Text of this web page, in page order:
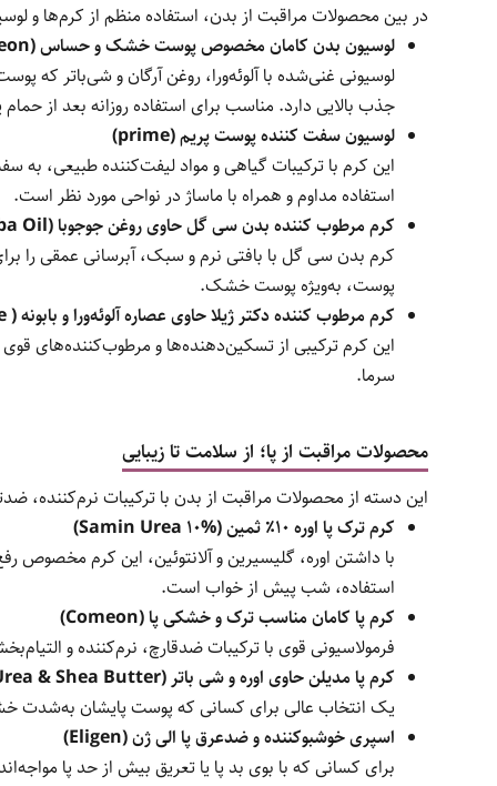
در بین محصولات مراقبت از بدن، استفاده منظم از کرم‌ها و
لوسیون بدن کامان مخصوص پوست خشک و حساس (Comeon)
لوسیونی غنی‌شده با آلوئه‌ورا، روغن آرگان و شی‌باتر
جذب بالایی دارد. مناسب برای استفاده روزانه بعد از
لوسیون سفت کننده پوست پریم (prime)
این کرم با ترکیبات گیاهی و مواد لیفت‌کننده
استفاده مداوم و همراه با ماساژ در نواحی مورد نظر است.
کرم مرطوب کننده بدن سی گل حاوی روغن جوجوبا (Seagull with Jojoba Oil)
کرم بدن سی گل با بافتی نرم و سبک، آبرسانی عمقی را
پوست، به‌ویژه پوست خشک.
کرم مرطوب کننده دکتر ژیلا حاوی عصاره آلوئه‌ورا و بابونه ( Jila with Aloe Vera & Chamomile)
این کرم ترکیبی از تسکین‌دهنده‌ها و
سرما.
محصولات مراقبت از پا؛ از سلامت تا زیبایی
این دسته از محصولات مراقبت از بدن با ترکیبات نرم‌کننده،
کرم ترک پا اوره ۱۰٪ ثمین (Samin Urea 10%)
با داشتن اوره، گلیسیرین و آلانتوئین، این کرم
استفاده، شب پیش از خواب است.
کرم پا کامان مناسب ترک و خشکی پا (Comeon)
فرمولاسیونی قوی با ترکیبات ضدقارچ، نرم‌کننده و
کرم پا مدیلن حاوی اوره و شی باتر (Medilann with Urea & Shea Butter)
یک انتخاب عالی برای کسانی که پوست پایشان به‌شدت
اسپری خوشبوکننده و ضدعرق پا الی ژن (Eligen)
برای کسانی که با بوی بد پا یا تعریق بیش از حد پا